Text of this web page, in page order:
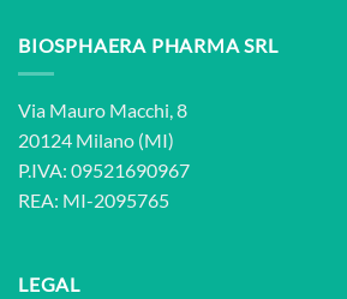
BIOSPHAERA PHARMA SRL
Via Mauro Macchi, 8
20124 Milano (MI)
P.IVA: 09521690967
REA: MI-2095765
LEGAL